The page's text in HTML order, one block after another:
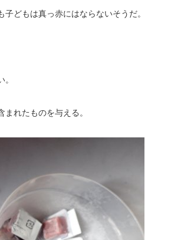
どもは真っ赤にはならないそうだ。
れたものを与える。